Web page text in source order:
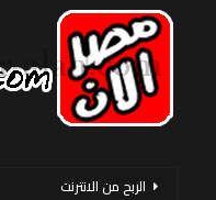
الربح من الانترنت